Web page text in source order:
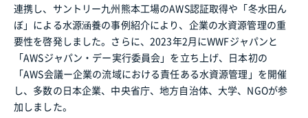
連携し、サントリー九州熊本工場のAWS認証取得や「冬水田ん
ぼ」による水源涵養の事例紹介により、企業の水資源管理の重
要性を啓発しました。さらに、2023年2月にWWFジャパンと
「AWSジャパン・デー実行委員会」を立ち上げ、日本初の
「AWS会議ー企業の流域における責任ある水資源管理」を開催
し、多数の日本企業、中央省庁、地方自治体、大学、NGOが参
加しました。